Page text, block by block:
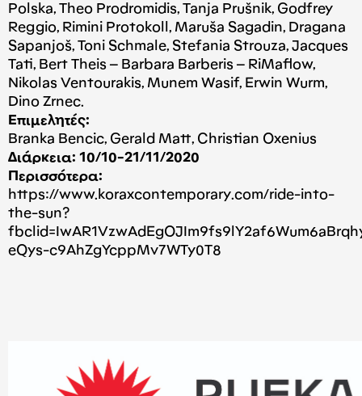
Polska, Theo Prodromidis, Tanja Prušnik, Godfrey
Reggio, Rimini Protokoll, Maruša Sagadin, Dragana
Sapanjoš, Toni Schmale, Stefania Strouza, Jacques
Tati, Bert Theis – Barbara Barberis – RiMaflow,
Nikolas Ventourakis, Munem Wasif, Erwin Wurm,
Dino Zrnec.
Επιμελητές:
Branka Bencic, Gerald Matt, Christian Oxenius
Διάρκεια: 10/10-21/11/2020
Περισσότερα:
https://www.koraxcontemporary.com/ride-into-
the-sun?
eQys-c9AhZgYcppMv7WTy0T8